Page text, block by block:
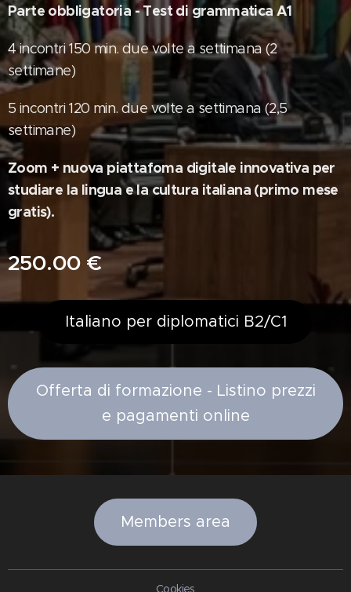
Parte obbligatoria -Test di grammatica A1
4 incontri 150 min. due volte a settimana (2
settimane)
5 incontri 120 min. due volte a settimana (2,5
settimane)
Zoom + nuova piattafoma digitale innovativa per
studiare la lingua e la cultura italiana (primo mese
gratis).
250.00 €
Italiano per diplomatici B2/C1
Offerta di formazione - Listino prezzi
e pagamenti online
Members area
Cookies